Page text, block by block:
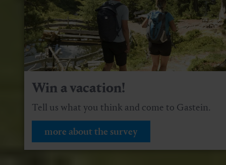
Win a vacation!
Tell us what you think and come to Gastein.
more about the survey